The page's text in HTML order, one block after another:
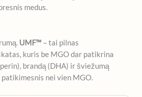
medus.
UMF™ – tai pilnas
kuris be MGO dar patikrina
brandą (DHA) ir šviežumą
patikimesnis nei vien MGO.